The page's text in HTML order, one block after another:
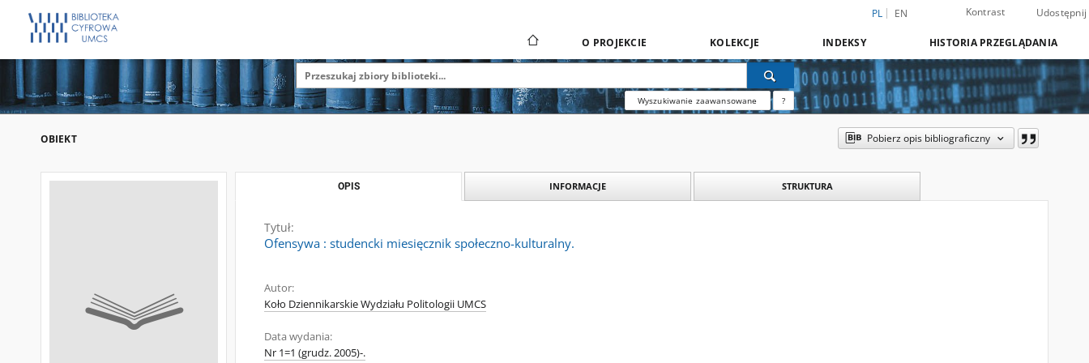
PL EN Kontrast Udostępnij
O PROJEKCIE KOLEKCJE INDEKSY HISTORIA PRZEGLĄDANIA
Wyszukiwanie zaawansowane ?
OBIEKT Pobierz opis bibliograficzny
OPIS INFORMACJE STRUKTURA
Tytuł:
Ofensywa : studencki miesięcznik społeczno-kulturalny.
Autor:
Koło Dziennikarskie Wydziału Politologii UMCS
Data wydania:
Nr 1=1 (grudz. 2005)-.